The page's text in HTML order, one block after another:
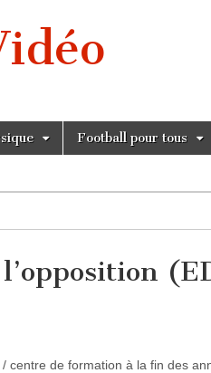
Football pour tous
centre de formation à la fin des